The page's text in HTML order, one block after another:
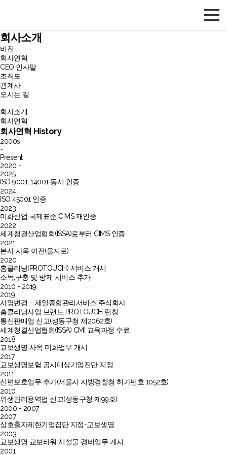
회사소개
비전
회사연혁
CEO 인사말
조직도
관계사
오시는 길
회사소개
회사연혁
회사연혁 History
2000s
~
Present
2020 -
2025
ISO 9001, 14001 동시 인증
2024
ISO 45001 인증
2023
미화산업 국제표준 CIMS 재인증
2022
세계청결산업협회(ISSA)로부터 CIMS 인증
2021
본사 사옥 이전(을지로)
2020
홈클리닝(PROTOUCH) 서비스 개시
소독,구충 및 방제 서비스 추가
2010 - 2019
2019
사명변경 – 제일종합관리서비스 주식회사
홈클리닝사업 브랜드 PROTOUCH 런칭
통신판매업 신고(성동구청 제2062호)
세계청결산업협회(ISSA) CMI 교육과정 수료
2018
교보생명 사옥 미화업무 개시
2017
교보생명보험 공시대상기업진단 지정
2011
신변보호업무 추가(서울시 지방경찰청 허가번호 1052호)
2010
위생관리용역업 신고(성동구청 제99호)
2000 - 2007
2007
상호출자제한기업집단 지정-교보생명
2003
교보생명 교보타워 시설물 경비업무 개시
2001